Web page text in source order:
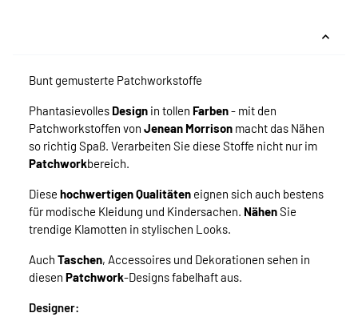
Bunt gemusterte Patchworkstoffe
Phantasievolles Design in tollen Farben- mit den
Patchworkstoffen von Jenean Morrison macht das Nähen
so richtig Spaß. Verarbeiten Sie diese Stoffe nicht nur im
Patchworkbereich.
Diese hochwertigen Qualitäten eignen sich auch bestens
für modische Kleidung und Kindersachen. NähenSie
trendige Klamotten in stylischen Looks.
Auch Taschen, Accessoires und Dekorationen sehen in
diesen Patchwork-Designs fabelhaft aus.
Designer: